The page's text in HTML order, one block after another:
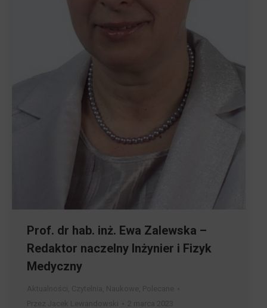
Prof. dr hab. inż. Ewa Zalewska –
Redaktor naczelny Inżynier i Fizyk
Medyczny